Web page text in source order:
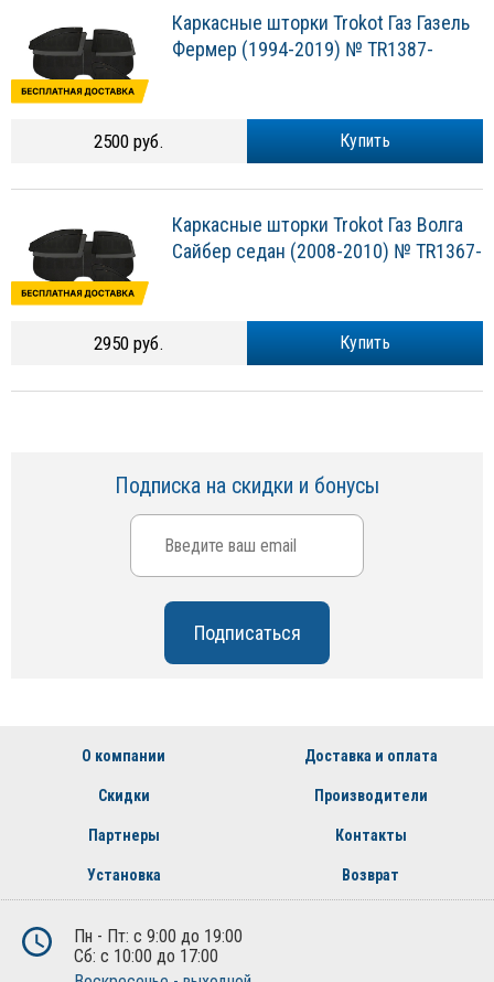
Каркасные шторки Trokot Газ Газель
Фермер (1994-2019) № TR1387-
Купить
2500 руб.
Каркасные шторки Trokot Газ Волга
Сайбер седан (2008-2010) № TR1367-
Купить
2950 руб.
Подписка на скидки и бонусы
О компании Доставка и оплата
Скидки Производители
Партнеры Контакты
Установка Возврат
Пн - Пт: с 9:00 до 19:00
Сб: с 10:00 до 17:00